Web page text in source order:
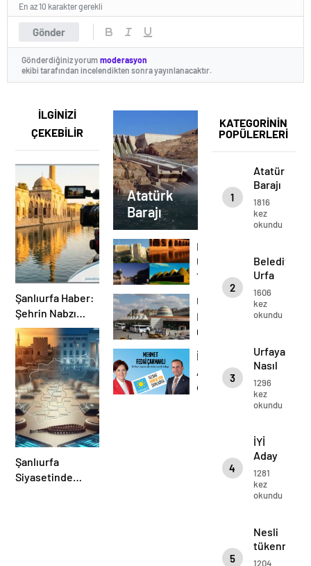
Gönder
En az 10 karakter gerekli
Gönderdiğiniz yorum moderasyon
ekibi tarafından incelendikten sonra yayınlanacaktır.
KATEGORİNİN
POPÜLERLERİ
1
Atatürk
Barajı
1816
kez
okundu
2
Urfa
Tanıtımı
1606
kez
okundu
3
Urfaya
Nasıl
Gidilir
1296
kez
okundu
4
İYİ
Aday
esnaf
devam
1281
kez
okundu
5
Nesli
olan
1204
İLGİNİZİ
ÇEKEBİLİR
Şanlıurfa Haber:
Şehrin Nabzı
urfamiz.com ile
Atıyor!
Şanlıurfa
Siyasetinde
Atatürk
Barajı
Belediyemizden
Urfa
Tanıtımı
Urfaya
Nasıl
Gidilir
İYİ
Aday
esnaf
ziyaretlerine